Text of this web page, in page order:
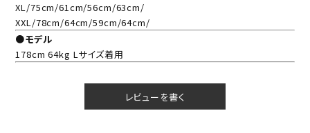
XL/75cm/61cm/56cm/63cm/
XXL/78cm/64cm/59cm/64cm/
●モデル
178cm 64kg Lサイズ着用
レビューを書く